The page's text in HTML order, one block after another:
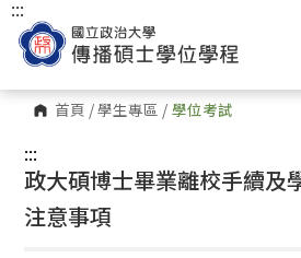
首頁 /學生專區 / 學位考試
:::
:::
政大碩博士畢業離校手續及
注意事項